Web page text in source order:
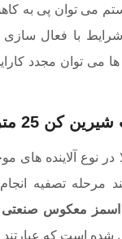
می توان پی به
می توان مجدد
کن 25 متر مکعب
در نوع آلاینده های
مرحله تصفیه
معکوس صنعتی 25 متر مکعب
شده است که عبارتند